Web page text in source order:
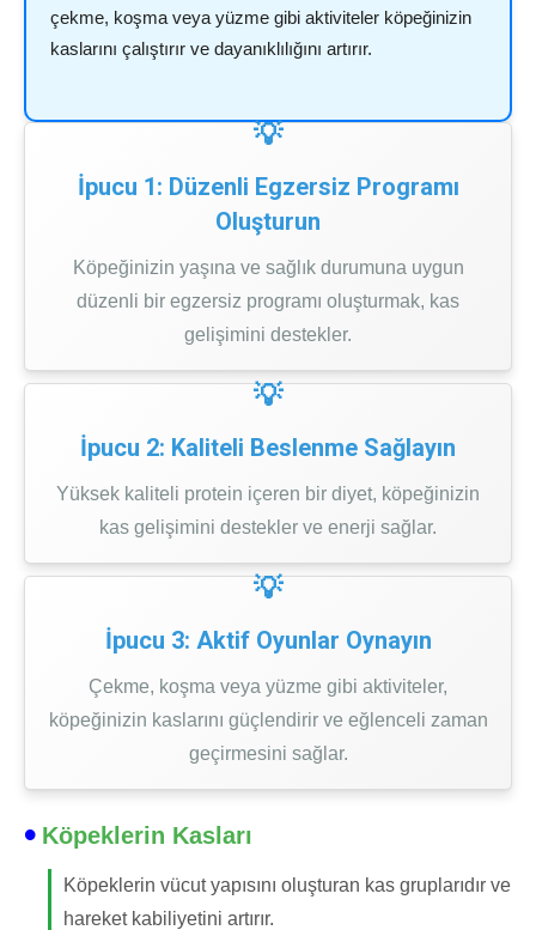
çekme, koşma veya yüzme gibi aktiviteler köpeğinizin
kaslarını çalıştırır ve dayanıklılığını artırır.
İpucu 1: Düzenli Egzersiz Programı
Oluşturun
Köpeğinizin yaşına ve sağlık durumuna uygun
düzenli bir egzersiz programı oluşturmak, kas
gelişimini destekler.
İpucu 2: Kaliteli Beslenme Sağlayın
Yüksek kaliteli protein içeren bir diyet, köpeğinizin
kas gelişimini destekler ve enerji sağlar.
İpucu 3: Aktif Oyunlar Oynayın
Çekme, koşma veya yüzme gibi aktiviteler,
köpeğinizin kaslarını güçlendirir ve eğlenceli zaman
geçirmesini sağlar.
Köpeklerin Kasları
Köpeklerin vücut yapısını oluşturan kas gruplarıdır ve
hareket kabiliyetini artırır.